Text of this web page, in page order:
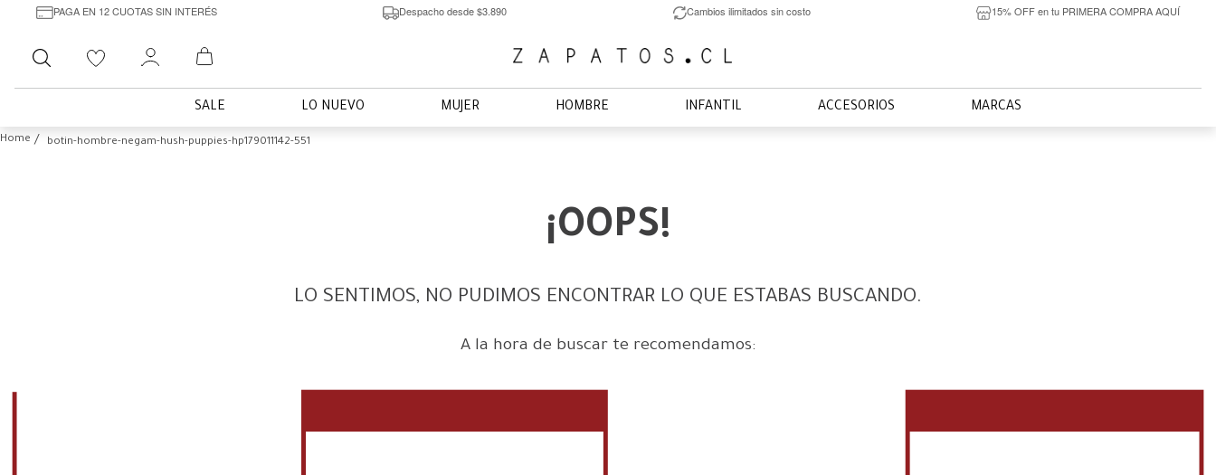
PAGA EN 12 CUOTAS SIN INTERÉS Despacho desde $3.890 Cambios ilimitados sin costo 15% OFF en tu PRIMERA COMPRA AQUÍ
Buscar
SALE LO NUEVO MUJER HOMBRE INFANTIL ACCESORIOS MARCAS
botin-hombre-negam-hush-puppies-hp179011142-551
¡OOPS!
LO SENTIMOS, NO PUDIMOS ENCONTRAR LO QUE ESTABAS BUSCANDO.
A la hora de buscar te recomendamos: